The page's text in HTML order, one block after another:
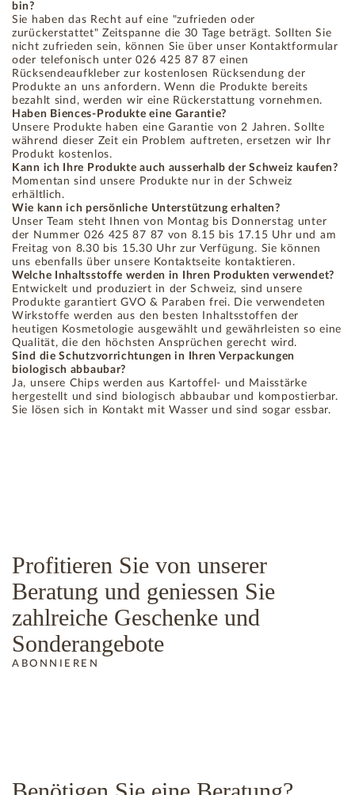
bin?
Sie haben das Recht auf eine "zufrieden oder
zurückerstattet" Zeitspanne die 30 Tage beträgt. Sollten Sie
nicht zufrieden sein, können Sie über unser Kontaktformular
oder telefonisch unter 026 425 87 87 einen
Rücksendeaufkleber zur kostenlosen Rücksendung der
Produkte an uns anfordern. Wenn die Produkte bereits
bezahlt sind, werden wir eine Rückerstattung vornehmen.
Haben Biences-Produkte eine Garantie?
Unsere Produkte haben eine Garantie von 2 Jahren. Sollte
während dieser Zeit ein Problem auftreten, ersetzen wir Ihr
Produkt kostenlos.
Kann ich Ihre Produkte auch ausserhalb der Schweiz kaufen?
Momentan sind unsere Produkte nur in der Schweiz
erhältlich.
Wie kann ich persönliche Unterstützung erhalten?
Unser Team steht Ihnen von Montag bis Donnerstag unter
der Nummer 026 425 87 87 von 8.15 bis 17.15 Uhr und am
Freitag von 8.30 bis 15.30 Uhr zur Verfügung. Sie können
uns ebenfalls über unsere Kontaktseite kontaktieren.
Welche Inhaltsstoffe werden in Ihren Produkten verwendet?
Entwickelt und produziert in der Schweiz, sind unsere
Produkte garantiert GVO & Paraben frei. Die verwendeten
Wirkstoffe werden aus den besten Inhaltsstoffen der
heutigen Kosmetologie ausgewählt und gewährleisten so eine
Qualität, die den höchsten Ansprüchen gerecht wird.
Sind die Schutzvorrichtungen in Ihren Verpackungen
biologisch abbaubar?
Ja, unsere Chips werden aus Kartoffel- und Maisstärke
hergestellt und sind biologisch abbaubar und kompostierbar.
Sie lösen sich in Kontakt mit Wasser und sind sogar essbar.
Profitieren Sie von unserer
Beratung und geniessen Sie
zahlreiche Geschenke und
Sonderangebote
ABONNIEREN